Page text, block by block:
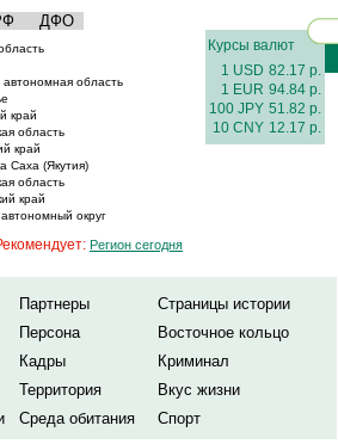
ДФО
автономная область
край
область
край
Саха (Якутия)
область
край
автономный округ
Курсы валют
1 USD 82.17 р.
1 EUR 94.84 р.
100 JPY 51.82 р.
10 CNY 12.17 р.
Регион сегодня
Партнеры
Страницы истории
Персона
Восточное кольцо
Кадры
Криминал
Территория
Вкус жизни
Среда обитания Спорт